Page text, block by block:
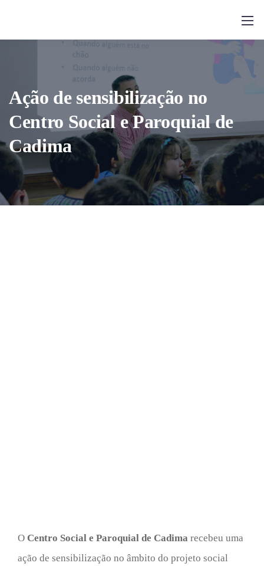
Ação de sensibilização no
Centro Social e Paroquial de
Cadima
O Centro Social e Paroquial de Cadima recebeu uma
ação de sensibilização no âmbito do projeto social